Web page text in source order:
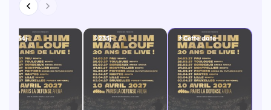
234j 235j Cette date